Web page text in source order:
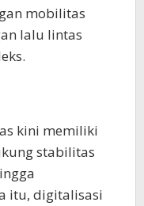
mobilitas
lalu lintas
kini memiliki
stabilitas
itu, digitalisasi